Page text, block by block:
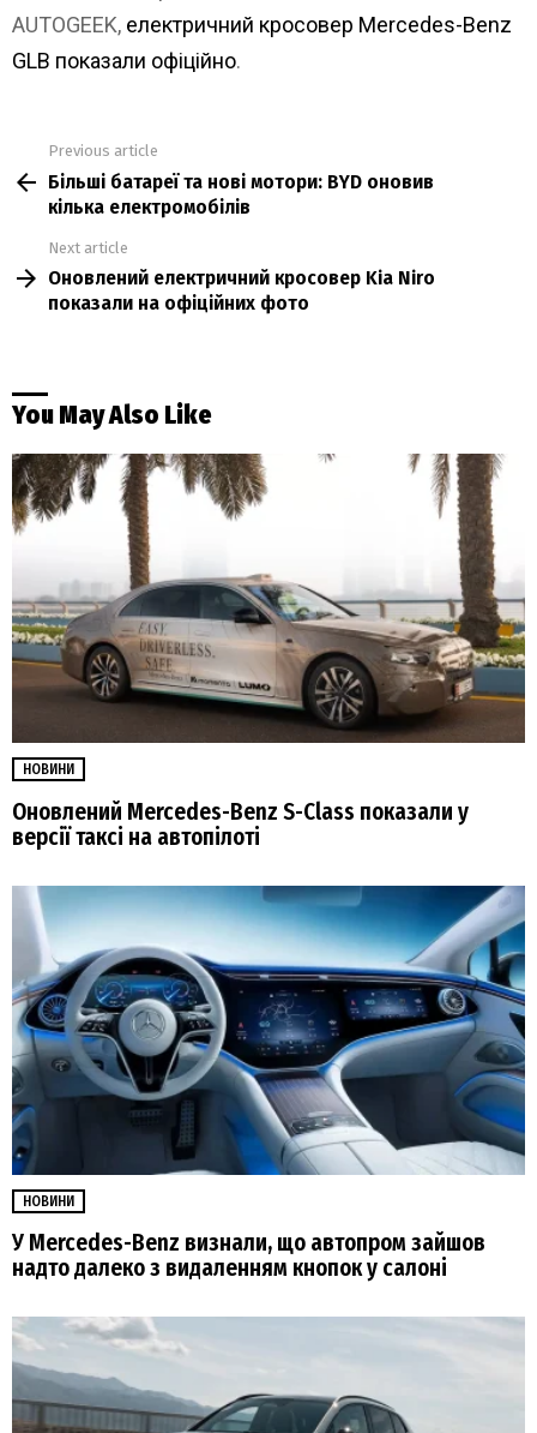
AUTOGEEK, електричний кросовер Mercedes-Benz
GLB показали офіційно.
more
Previous article
Більші батареї та нові мотори: BYD оновив
кілька електромобілів
Next article
Оновлений електричний кросовер Kia Niro
показали на офіційних фото
You May Also Like
НОВИНИ
Оновлений Mercedes-Benz S-Class показали у
версії таксі на автопілоті
НОВИНИ
У Mercedes-Benz визнали, що автопром зайшов
надто далеко з видаленням кнопок у салоні